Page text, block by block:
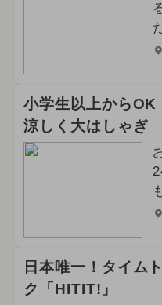
小学生以上からOK
涼しく大はしゃぎ
日本唯一！タイム
ク「HITIT!」